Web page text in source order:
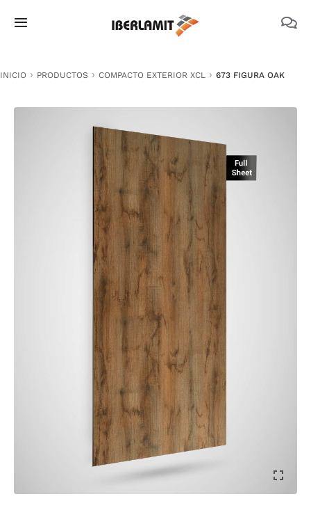
Toggle
NOSOTROS
DOCUMENTACIÓN TÉCNICA
INICIO PRODUCTOS COMPACTO EXTERIOR XCL 673 FIGURA OAK